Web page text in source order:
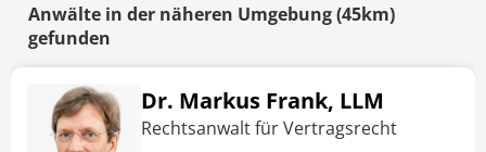
Anwälte in der näheren Umgebung (45km)
gefunden
Dr. Markus Frank, LLM
Rechtsanwalt für Vertragsrecht